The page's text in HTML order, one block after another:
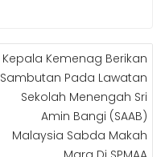
Kepala Kemenag Berikan
Sambutan Pada Lawatan
Sekolah Menengah Sri
Amin Bangi (SAAB)
Malaysia Sabda Makah